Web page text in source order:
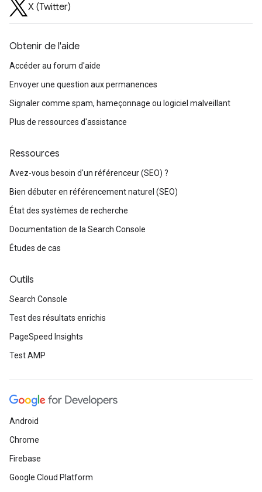
X (Twitter)
Obtenir de l'aide
Accéder au forum d'aide
Envoyer une question aux permanences
Signaler comme spam, hameçonnage ou logiciel malveillant
Plus de ressources d'assistance
Ressources
Avez-vous besoin d'un référenceur (SEO) ?
Bien débuter en référencement naturel (SEO)
État des systèmes de recherche
Documentation de la Search Console
Études de cas
Outils
Search Console
Test des résultats enrichis
PageSpeed Insights
Test AMP
Android
Chrome
Firebase
Google Cloud Platform